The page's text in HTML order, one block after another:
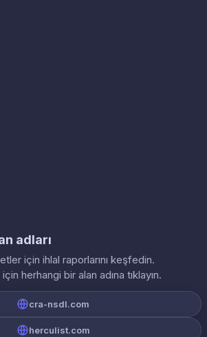
adları
için ihlal raporlarını keşfedin.
herhangi bir alan adına tıklayın.
cra-nsdl.com
herculist.com